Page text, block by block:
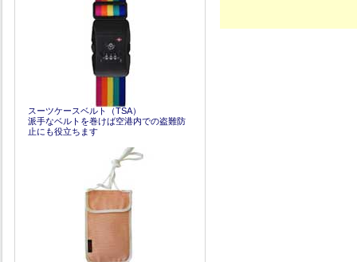
スーツケースベルト（TSA）
派手なベルトを巻けば空港内での盗難防
止にも役立ちます